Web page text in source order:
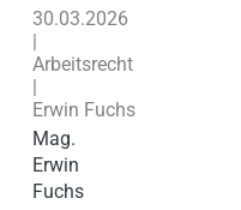
30.03.2026
|
Arbeitsrecht
|
Erwin Fuchs
Mag.
Erwin
Fuchs